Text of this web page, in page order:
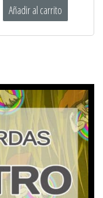
Añadir al carrito